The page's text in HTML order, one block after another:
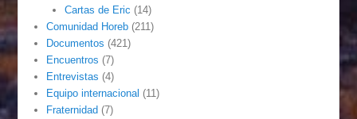
Cartas de Eric (14)
Comunidad Horeb (211)
Documentos (421)
Encuentros (7)
Entrevistas (4)
Equipo internacional (11)
Fraternidad (7)